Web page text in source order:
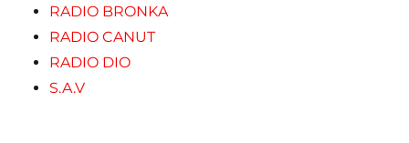
RADIO BRONKA
RADIO CANUT
RADIO DIO
S.A.V